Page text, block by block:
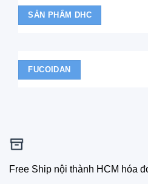
SẢN PHẨM DHC
FUCOIDAN
Free Ship nội thành HCM hóa